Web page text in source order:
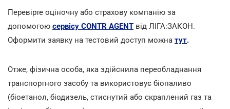
Перевірте оціночну або страхову компанію за
допомогою сервісу CONTR AGENT від ЛІГА:ЗАКОН.
Оформити заявку на тестовий доступ можна тут.
Отже, фізична особа, яка здійснила переобладнання
транспортного засобу та використовує біопаливо
(біоетанол, біодизель, стиснутий або скраплений газ та